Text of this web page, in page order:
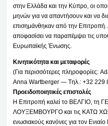
στην Ελλάδα και την Κύπρο, οι
μηνών για να απαντήσουν και να
επισημάνθηκαν από την Επιτροπή.
αποφασίσει να παραπέμψει τις
Ευρωπαϊκής Ένωσης.
Κινητικότητα και μεταφορές
(Για περισσότερες πληροφορίες:
Anna Wartberger — Tηλ.: +32 229
Προειδοποιητικές επιστολές
Η Επιτροπή καλεί το ΒΕΛΓΙΟ, τη
ΛΟΥΞΕΜΒΟΥΡΓΟ και τις ΚΑΤΩ
ενωσιακούς κανόνες για τον